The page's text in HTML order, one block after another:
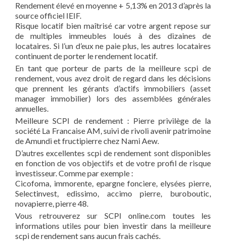
Rendement élevé en moyenne + 5,13% en 2013 d’après la
source officiel IEIF.
Risque locatif bien maîtrisé car votre argent repose sur
de multiples immeubles loués à des dizaines de
locataires. Si l’un d’eux ne paie plus, les autres locataires
continuent de porter le rendement locatif.
En tant que porteur de parts de la meilleure scpi de
rendement, vous avez droit de regard dans les décisions
que prennent les gérants d’actifs immobiliers (asset
manager immobilier) lors des assemblées générales
annuelles.
Meilleure SCPI de rendement : Pierre privilège de la
société La Francaise AM, suivi de rivoli avenir patrimoine
de Amundi et fructipierre chez Nami Aew.
D’autres excellentes scpi de rendement sont disponibles
en fonction de vos objectifs et de votre profil de risque
investisseur. Comme par exemple :
Cicofoma, immorente, epargne fonciere, elysées pierre,
Selectinvest, edissimo, accimo pierre, buroboutic,
novapierre, pierre 48.
Vous retrouverez sur SCPI online.com toutes les
informations utiles pour bien investir dans la meilleure
scpi de rendement sans aucun frais cachés.